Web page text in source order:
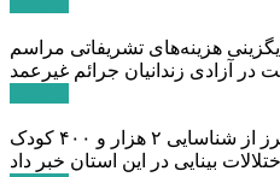
هزینه‌های تشریفاتی مراسم
در آزادی زندانیان جرائم غیرعمد
مدیر کل بهزیستی استان البرز از شناسایی ۲ هزار و ۴۰۰ کودک